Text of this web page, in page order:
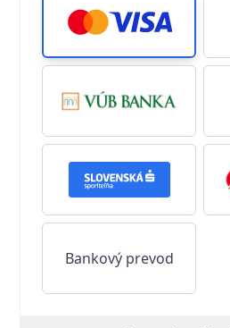
Bankový prevod